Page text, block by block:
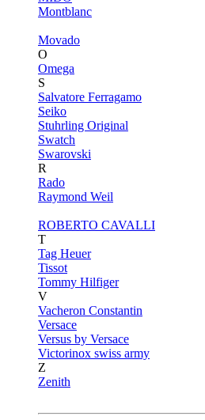
Montblanc
Movado
O
Omega
S
Salvatore Ferragamo
Seiko
Stuhrling Original
Swatch
Swarovski
R
Rado
Raymond Weil
ROBERTO CAVALLI
T
Tag Heuer
Tissot
Tommy Hilfiger
V
Vacheron Constantin
Versace
Versus by Versace
Victorinox swiss army
Z
Zenith